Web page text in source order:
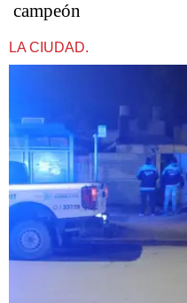
campeón
LA CIUDAD.